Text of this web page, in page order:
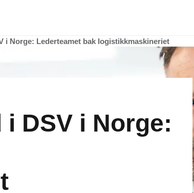
i Norge: Lederteamet bak logistikkmaskineriet
DSV i Norge: